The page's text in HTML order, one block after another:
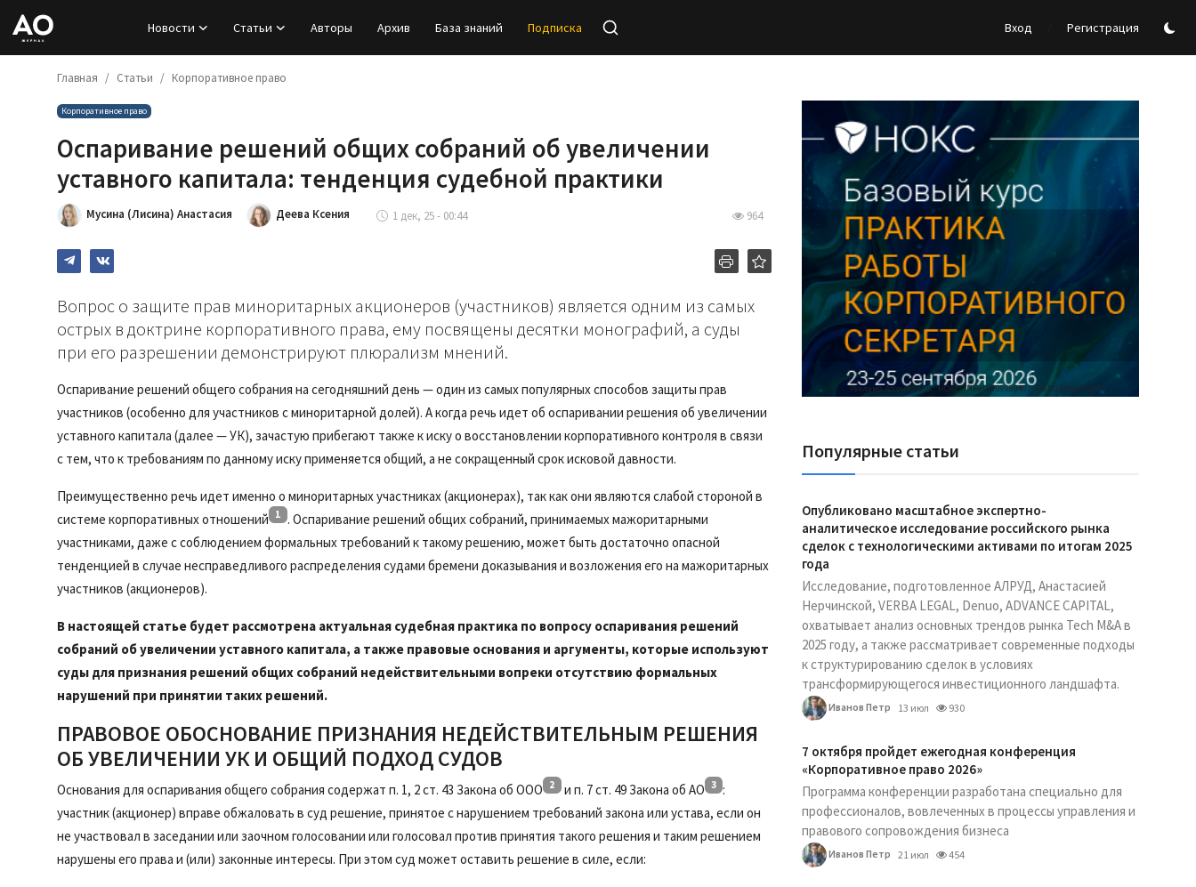
Новости Статьи Авторы Архив База знаний Подписка Вход Регистрация
Статьи
База знаний
Подписка
Главная Статьи Корпоративное право
Корпоративное право
Оспаривание решений общих собраний об увеличении
уставного капитала: тенденция судебной практики
Мусина (Лисина) Анастасия Деева Ксения 1 дек, 25 - 00:44 964
Вопрос о защите прав миноритарных акционеров (участников) является одним из самых
острых в доктрине корпоративного права, ему посвящены десятки монографий, а суды
при его разрешении демонстрируют плюрализм мнений.
Оспаривание решений общего собрания на сегодняшний день — один из самых популярных способов защиты прав
участников (особенно для участников с миноритарной долей). А когда речь идет об оспаривании решения об увеличении
уставного капитала (далее — УК), зачастую прибегают также к иску о восстановлении корпоративного контроля в связи
с тем, что к требованиям по данному иску применяется общий, а не сокращенный срок исковой давности.
Преимущественно речь идет именно о миноритарных участниках (акционерах), так как они являются слабой стороной в
системе корпоративных отношений
1 . Оспаривание решений общих собраний, принимаемых мажоритарными
участниками, даже с соблюдением формальных требований к такому решению, может быть достаточно опасной
тенденцией в случае несправедливого распределения судами бремени доказывания и возложения его на мажоритарных
участников (акционеров).
В настоящей статье будет рассмотрена актуальная судебная практика по вопросу оспаривания решений
собраний об увеличении уставного капитала, а также правовые основания и аргументы, которые используют
суды для признания решений общих собраний недействительными вопреки отсутствию формальных
нарушений при принятии таких решений.
ПРАВОВОЕ ОБОСНОВАНИЕ ПРИЗНАНИЯ НЕДЕЙСТВИТЕЛЬНЫМ РЕШЕНИЯ
ОБ УВЕЛИЧЕНИИ УК И ОБЩИЙ ПОДХОД СУДОВ
Основания для оспаривания общего собрания содержат п. 1, 2 ст. 43 Закона об ООО 2 и п. 7 ст. 49 Закона об АО 3 :
участник (акционер) вправе обжаловать в суд решение, принятое с нарушением требований закона или устава, если он
не участвовал в заседании или заочном голосовании или голосовал против принятия такого решения и таким решением
нарушены его права и (или) законные интересы. При этом суд может оставить решение в силе, если:
Реклама Ассоциации "НОКС", ИНН 7709980401, ERID:2SDnjdY5NTb
Популярные статьи
Опубликовано масштабное экспертно-
аналитическое исследование российского рынка
сделок с технологическими активами по итогам 2025
года
Исследование, подготовленное АЛРУД, Анастасией
Нерчинской, VERBA LEGAL, Denuo, ADVANCE CAPITAL,
охватывает анализ основных трендов рынка Tech M&A в
2025 году, а также рассматривает современные подходы
к структурированию сделок в условиях
трансформирующегося инвестиционного ландшафта.
Иванов Петр 13 июл 930
7 октября пройдет ежегодная конференция
«Корпоративное право 2026»
Программа конференции разработана специально для
профессионалов, вовлеченных в процессы управления и
правового сопровождения бизнеса
Иванов Петр 21 июл 454